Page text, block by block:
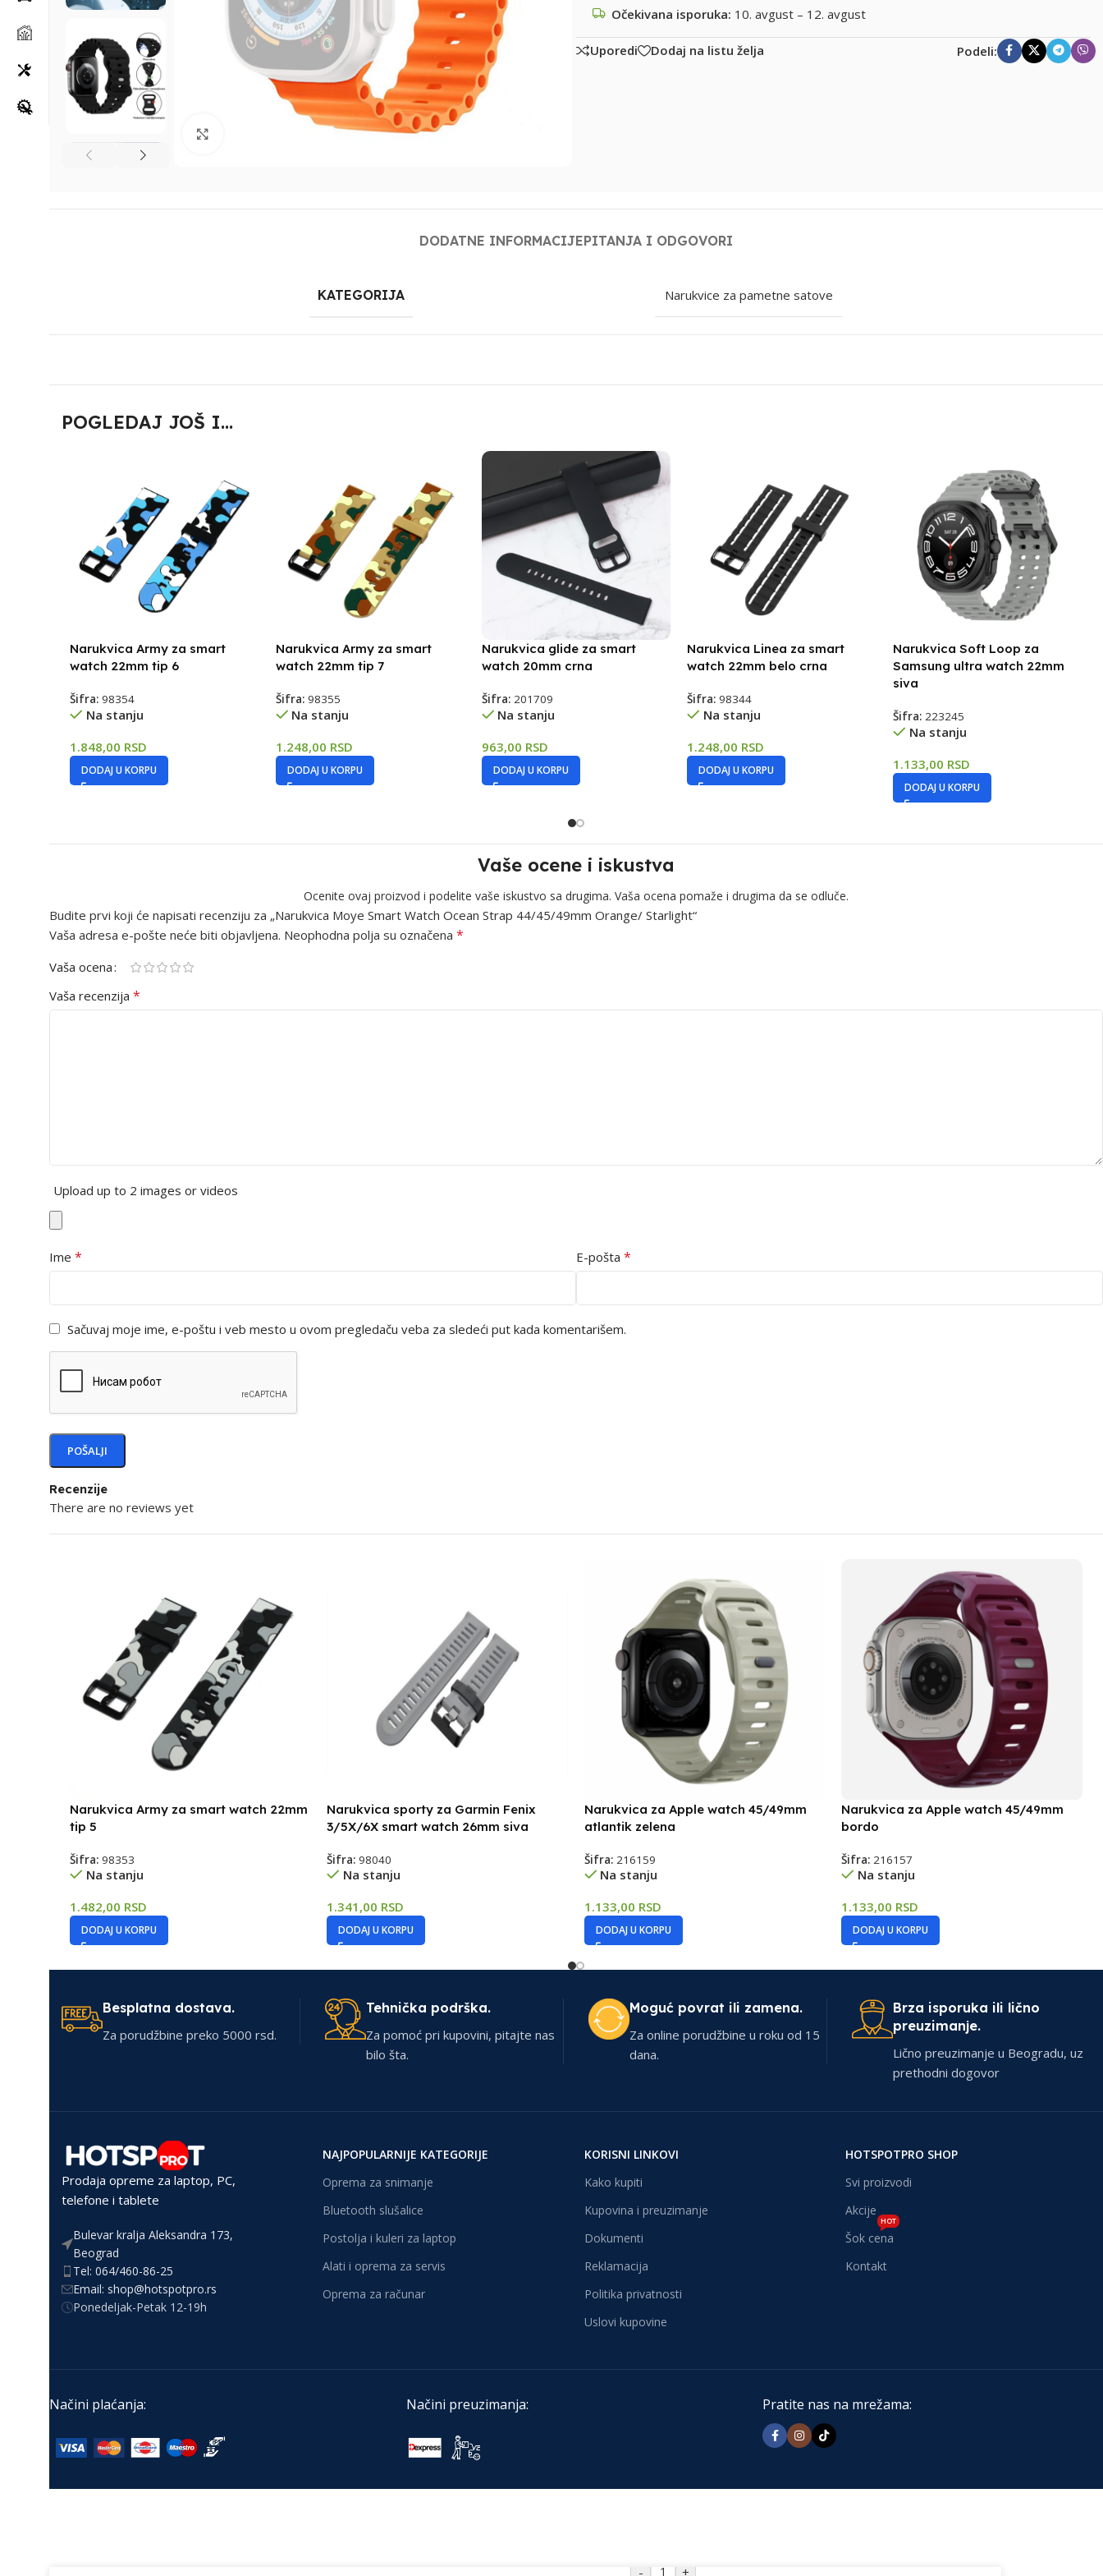
Očekivana isporuka: 10. avgust – 12. avgust
Uporedi Dodaj na listu želja Podeli:
DODATNE INFORMACIJEPITANJA I ODGOVORI
KATEGORIJA Narukvice za pametne satove
POGLEDAJ JOŠ I...
Narukvica Army za smart
watch 22mm tip 6
Šifra: 98354
Na stanju
1.848,00 RSD
DODAJ U KORPU
Narukvica Army za smart
watch 22mm tip 7
Šifra: 98355
Na stanju
1.248,00 RSD
DODAJ U KORPU
Narukvica glide za smart
watch 20mm crna
Šifra: 201709
Na stanju
963,00 RSD
DODAJ U KORPU
Narukvica Linea za smart
watch 22mm belo crna
Šifra:98344
Na stanju
1.248,00 RSD
DODAJ U KORPU
Narukvica Soft Loop za
Samsung ultra watch 22mm
siva
Šifra:223245
Na stanju
1.133,00 RSD
DODAJ U KORPU
Vaše ocene i iskustva
Ocenite ovaj proizvod i podelite vaše iskustvo sa drugima. Vaša ocena pomaže i drugima da se odluče.
Recenzije
There are no reviews yet
Budite prvi koji će napisati recenziju za „Narukvica Moye Smart Watch Ocean Strap 44/45/49mm Orange/ Starlight“
Vaša adresa e-pošte neće biti objavljena. Neophodna polja su označena *
Vaša ocena
Vaša recenzija *
Upload up to 2 images or videos
Ime * E-pošta *
Sačuvaj moje ime, e-poštu i veb mesto u ovom pregledaču veba za sledeći put kada komentarišem.
Narukvica Army za smart watch 22mm
tip 5
Šifra: 98353
Na stanju
1.482,00 RSD
DODAJ U KORPU
Narukvica sporty za Garmin Fenix
3/5X/6X smart watch 26mm siva
Šifra:98040
Na stanju
1.341,00 RSD
DODAJ U KORPU
Narukvica za Apple watch 45/49mm
atlantik zelena
Šifra: 216159
Na stanju
1.133,00 RSD
DODAJ U KORPU
Narukvica za Apple watch 45/49mm
bordo
Šifra:216157
Na stanju
1.133,00 RSD
DODAJ U KORPU
Besplatna dostava.
Za porudžbine preko 5000 rsd.
Tehnička podrška.
Za pomoć pri kupovini, pitajte nas
bilo šta.
Moguć povrat ili zamena.
Za online porudžbine u roku od 15
dana.
Brza isporuka ili lično
preuzimanje.
Lično preuzimanje u Beogradu, uz
prethodni dogovor
Prodaja opreme za laptop, PC,
telefone i tablete
Bulevar kralja Aleksandra 173,
Beograd
Tel: 064/460-86-25
Email: shop@hotspotpro.rs
Ponedeljak-Petak 12-19h
NAJPOPULARNIJE KATEGORIJE
Oprema za snimanje
Bluetooth slušalice
Postolja i kuleri za laptop
Alati i oprema za servis
Oprema za računar
KORISNI LINKOVI
Kako kupiti
Kupovina i preuzimanje
Dokumenti
Reklamacija
Politika privatnosti
Uslovi kupovine
HOTSPOTPRO SHOP
Svi proizvodi
Akcije
Šok cena
HOT
Kontakt
Načini plaćanja: Načini preuzimanja: Pratite nas na mrežama:
- +